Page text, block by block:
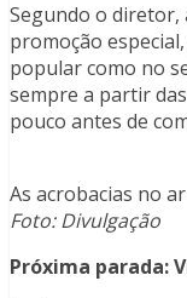
Segundo o diretor,
promoção
popular como no
sempre a partir
pouco antes de
As acrobacias no
Foto: Divulgação
Próxima parada: